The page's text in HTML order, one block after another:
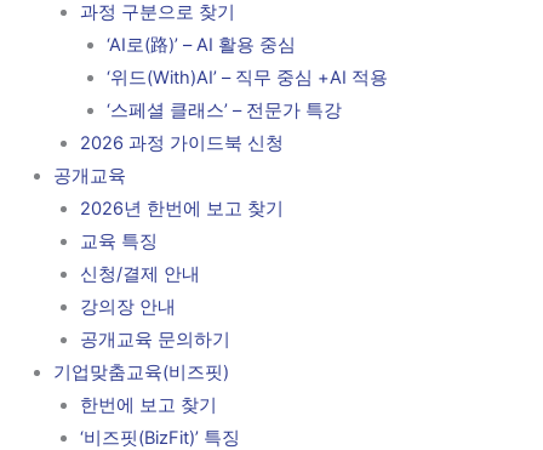
과정 구분으로 찾기
‘AI로(路)’ – AI 활용 중심
‘위드(With)AI’ – 직무 중심 +AI 적용
‘스페셜 클래스’ – 전문가 특강
2026 과정 가이드북 신청
공개교육
2026년 한번에 보고 찾기
교육 특징
신청/결제 안내
강의장 안내
공개교육 문의하기
기업맞춤교육(비즈핏)
한번에 보고 찾기
‘비즈핏(BizFit)’ 특징